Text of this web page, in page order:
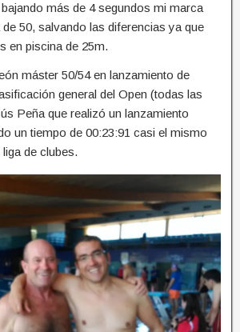
más de 4 segundos mi marca
50, salvando las diferencias ya que
en piscina de 25m.
máster 50/54 en lanzamiento de
general del Open (todas las
Peña que realizó un lanzamiento
un tiempo de 00:23:91 casi el mismo
de clubes.